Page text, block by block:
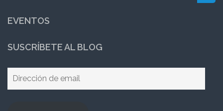
EVENTOS
SUSCRÍBETE AL BLOG
Dirección